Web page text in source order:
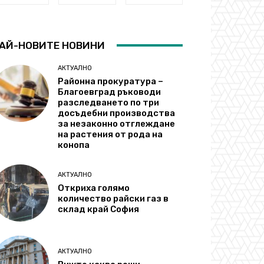
НОВИТЕ НОВИНИ
АКТУАЛНО
Районна прокуратура –
Благоевград ръководи
разследването по три
досъдебни производства
за незаконно отглеждане
на растения от рода на
конопа
АКТУАЛНО
Откриха голямо
количество райски газ в
склад край София
АКТУАЛНО